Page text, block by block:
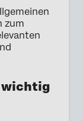
zum
wichtig